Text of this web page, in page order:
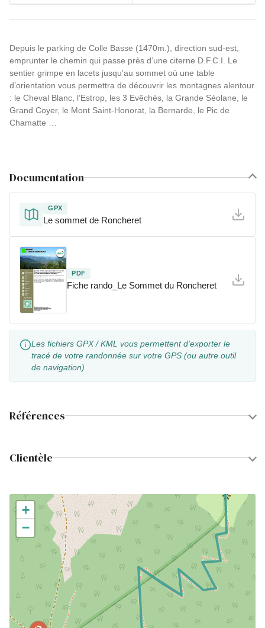
Depuis le parking de Colle Basse (1470m.), direction sud-est,
emprunter le chemin qui passe près d’une citerne D.F.C.I. Le
sentier grimpe en lacets jusqu’au sommet où une table
d’orientation vous permettra de découvrir les montagnes alentour
: le Cheval Blanc, l’Estrop, les 3 Evêchés, la Grande Séolane, le
Grand Coyer, le Mont Saint-Honorat, la Bernarde, le Pic de
Chamatte …
Documentation
GPX
Le sommet de Roncheret
PDF
Fiche rando_Le Sommet du Roncheret
Les fichiers GPX / KML vous permettent d'exporter le
tracé de votre randonnée sur votre GPS (ou autre outil
de navigation)
Références
Clientèle
+
−